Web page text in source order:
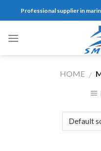
Professional supplier in
HOME /